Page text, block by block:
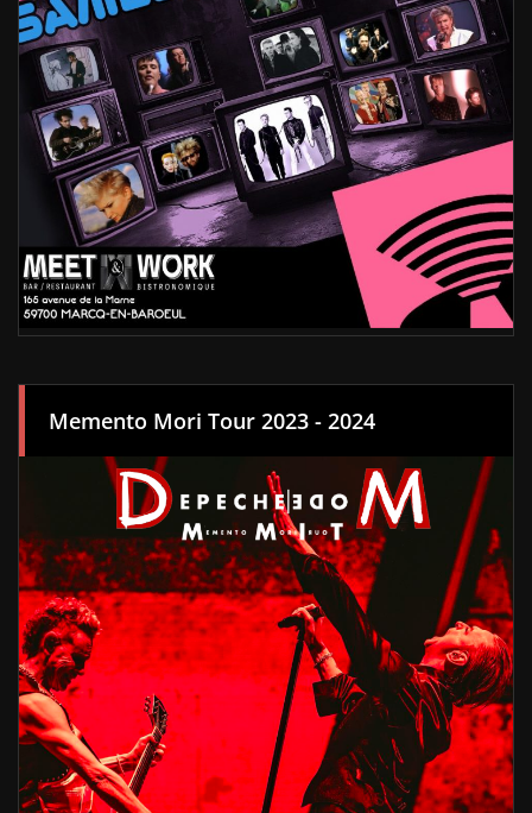
Memento Mori Tour 2023 - 2024